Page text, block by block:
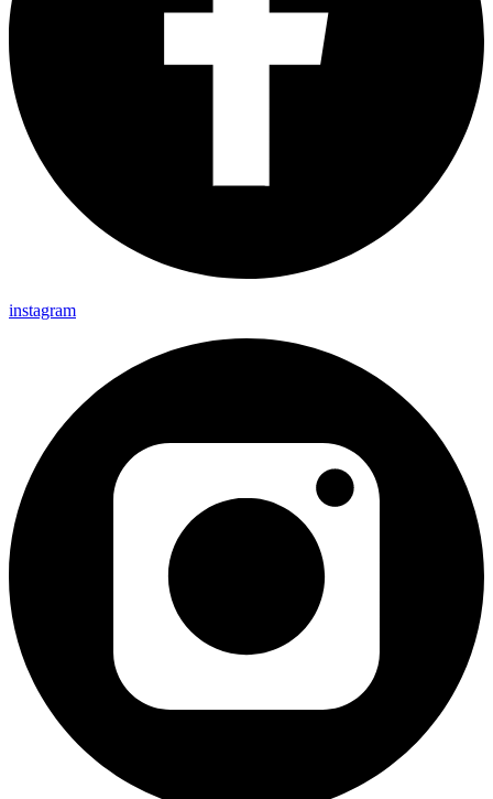
instagram